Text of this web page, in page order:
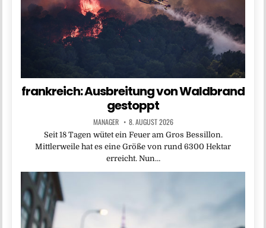
frankreich: Ausbreitung von Waldbrand
gestoppt
MANAGER 8. AUGUST 2026
Seit 18 Tagen wütet ein Feuer am Gros Bessillon.
Mittlerweile hat es eine Größe von rund 6300 Hektar
erreicht. Nun…